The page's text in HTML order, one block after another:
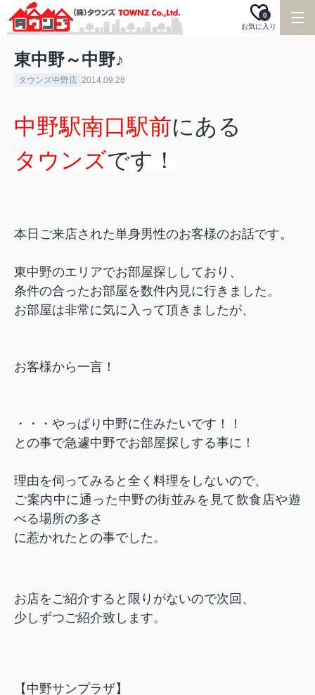
お気に入り
0
東中野～中野♪
タウンズ中野店 2014.09.28
中野駅南口駅前にある
タウンズです！
本日ご来店された単身男性のお客様のお話です。
東中野のエリアでお部屋探ししており、
条件の合ったお部屋を数件内見に行きました。
お部屋は非常に気に入って頂きましたが、
お客様から一言！
・・・やっぱり中野に住みたいです！！
との事で急遽中野でお部屋探しする事に！
理由を伺ってみると 全く料理をしないので、
ご案内中に通った中野の街並みを見て飲食店や遊
べる場所の多さ
に惹かれたとの事でした。
お店をご紹介すると限りがないので次回、
少しずつご紹介致します。
【中野サンプラザ】